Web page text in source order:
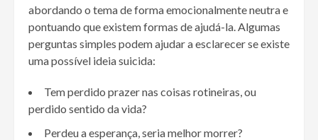
abordando o tema de forma emocionalmente neutra e
pontuando que existem formas de ajudá-la. Algumas
perguntas simples podem ajudar a esclarecer se existe
uma possível ideia suicida:
Tem perdido prazer nas coisas rotineiras, ou
perdido sentido da vida?
Perdeu a esperança, seria melhor morrer?